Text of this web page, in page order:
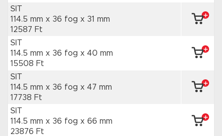
SIT
114.5 mm x 36 fog x 31 mm
12587 Ft
SIT
114.5 mm x 36 fog x 40 mm
15508 Ft
SIT
114.5 mm x 36 fog x 47 mm
17738 Ft
SIT
114.5 mm x 36 fog x 66 mm
23876 Ft